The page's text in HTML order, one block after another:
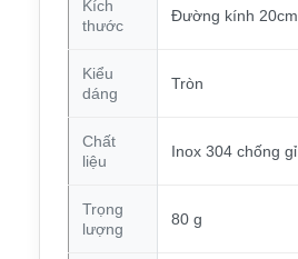
Kích
thước
Đường kính 20cm
Kiểu
dáng
Tròn
Chất
liệu
Inox 304 chống gỉ
Trọng
lượng
80 g